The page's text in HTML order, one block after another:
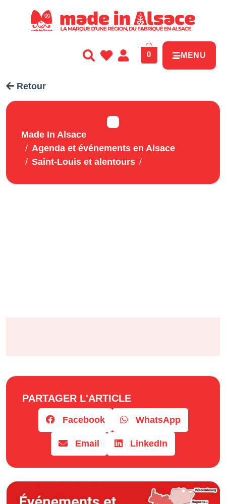
0 MENU
Retour
Made In Alsace
Agenda et événements en Alsace
Saint-Louis et alentours
PARTAGER L'ARTICLE
Facebook WhatsApp
Email LinkedIn